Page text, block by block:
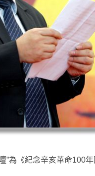
”為《紀念辛亥革命100